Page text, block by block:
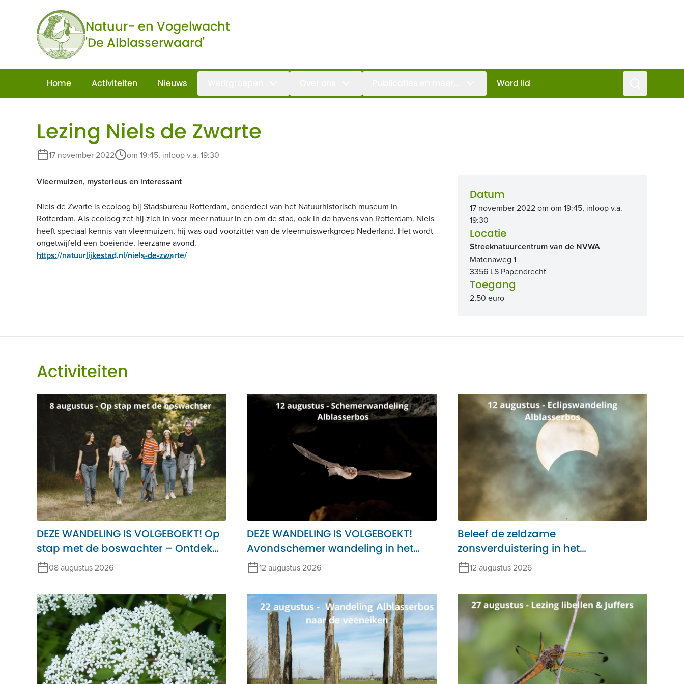
Natuur- en Vogelwacht
'De Alblasserwaard'
Home Activiteiten Nieuws Word lid
Lezing Niels de Zwarte
17 november 2022 om 19:45, inloop v.a. 19:30
Vleermuizen, mysterieus en interessant
Niels de Zwarte is ecoloog bij Stadsbureau Rotterdam, onderdeel van het Natuurhistorisch museum in
Rotterdam. Als ecoloog zet hij zich in voor meer natuur in en om de stad, ook in de havens van Rotterdam. Niels
heeft speciaal kennis van vleermuizen, hij was oud-voorzitter van de vleermuiswerkgroep Nederland. Het wordt
ongetwijfeld een boeiende, leerzame avond.
https://natuurlijkestad.nl/niels-de-zwarte/
Datum
17 november 2022 om om 19:45, inloop v.a.
19:30
Locatie
Streeknatuurcentrum van de NVWA
Matenaweg 1
3356 LS Papendrecht
Toegang
2,50 euro
Activiteiten
DEZE WANDELING IS VOLGEBOEKT! Op
stap met de boswachter – Ontdek
het Alblasserbos
08 augustus 2026
DEZE WANDELING IS VOLGEBOEKT!
Avondschemer wandeling in het
Alblasserbos – 12 augustus
12 augustus 2026
Beleef de zeldzame
zonsverduistering in het
Alblasserbos!
12 augustus 2026